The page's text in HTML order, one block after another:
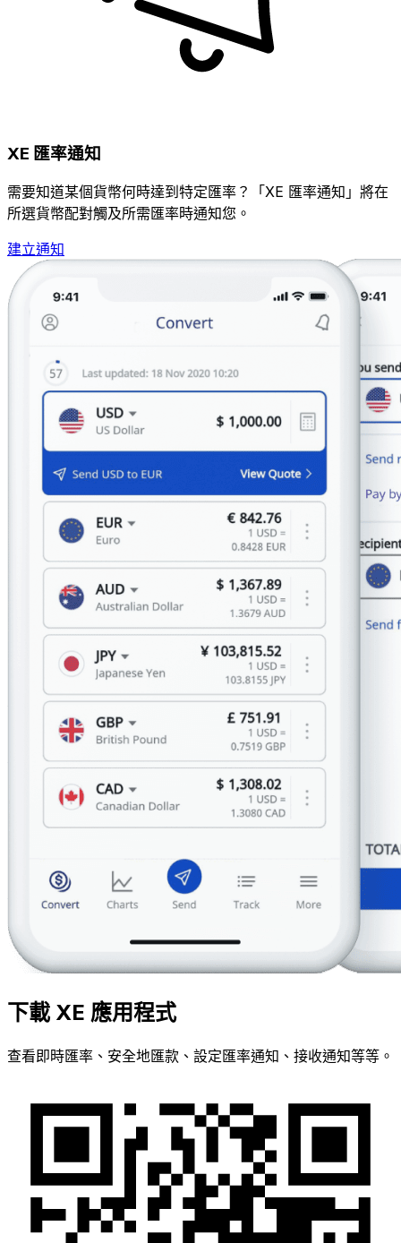
XE 匯率通知
需要知道某個貨幣何時達到特定匯率？「XE 匯率通知」將在
所選貨幣配對觸及所需匯率時通知您。
建立通知
下載 XE 應用程式
查看即時匯率、安全地匯款、設定匯率通知、接收通知等等。